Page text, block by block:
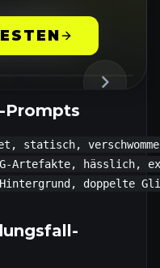
Prompts
statisch,
Artefakte, hässlich,